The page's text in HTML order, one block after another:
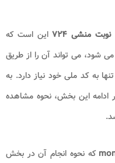
منشی ۷۲۴
این است که
شود، می تواند آن را از طریق
به کد ملی خود نیاز دارد. به
ادامه این بخش، نحوه مشاهده
که نحوه انجام آن در بخش